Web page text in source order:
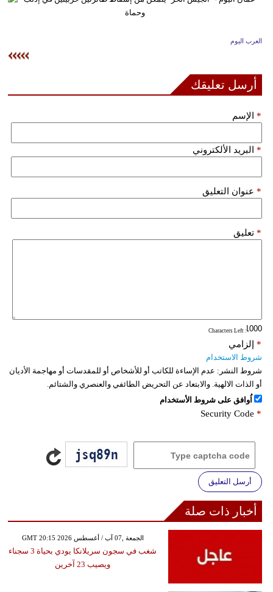
سياحة
ديكور
مرأة
وتكنولوجيا
العرب اليوم
أرسل تعليقك
الإسم *
البريد الألكتروني *
عنوان التعليق *
تعليق *
: Characters Left
إلزامي *
شروط الاستخدام
شروط النشر: عدم الإساءة للكاتب أو للأشخاص أو للمقدسات أو مهاجمة الأديان
أو الذات الالهية. والابتعاد عن التحريض الطائفي والعنصري والشتائم.
اُوافق على شروط الأستخدام
Security Code *
أرسل التعليق
أخبار ذات صلة
GMT 20:15 2026 الجمعة ,07 آب / أغسطس
شغب في سجون سريلانكا يودي بحياة 3 سجناء
ويصيب 23 آخرين